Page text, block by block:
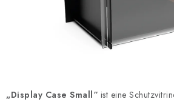
PUBLIKATIONEN
VOUCHERS
„Display Case Small“ ist eine